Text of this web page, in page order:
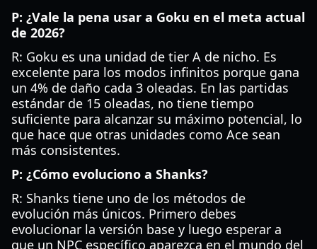
P: ¿Vale la pena usar a Goku en el meta actual
de 2026?
R: Goku es una unidad de tier A de nicho. Es
excelente para los modos infinitos porque gana
un 4% de daño cada 3 oleadas. En las partidas
estándar de 15 oleadas, no tiene tiempo
suficiente para alcanzar su máximo potencial, lo
que hace que otras unidades como Ace sean
más consistentes.
P: ¿Cómo evoluciono a Shanks?
R: Shanks tiene uno de los métodos de
evolución más únicos. Primero debes
evolucionar la versión base y luego esperar a
que un NPC específico aparezca en el mundo del